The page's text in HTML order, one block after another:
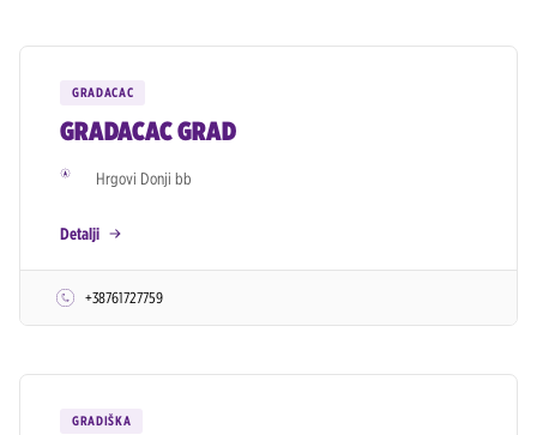
GRADACAC
GRADACAC GRAD
Hrgovi Donji bb
Detalji
+38761727759
GRADIŠKA